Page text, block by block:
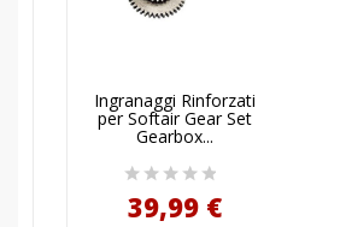
CARRELLO
Ingranaggi Rinforzati
per Softair Gear Set
Gearbox...
39,99 €